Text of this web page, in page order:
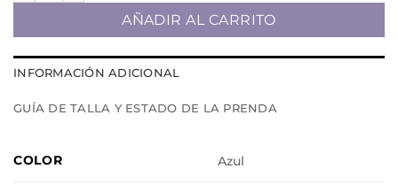
AÑADIR AL CARRITO
INFORMACIÓN ADICIONAL
GUÍA DE TALLA Y ESTADO DE LA PRENDA
COLOR Azul